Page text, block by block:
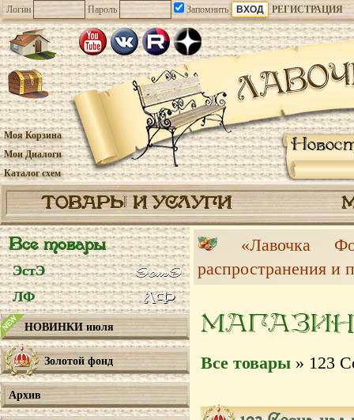
Логин Пароль Запомнить РЕГИСТРАЦИЯ
Моя Корзина
Мои Диалоги
Каталог схем
ТОВАРЫ И УСЛУГИ
Все товары
ЭстЭ
ЛФ
НОВИНКИ июля
Золотой фонд
Архив
«Лавочка
распространения и
МАГАЗИН
Все товары » 123